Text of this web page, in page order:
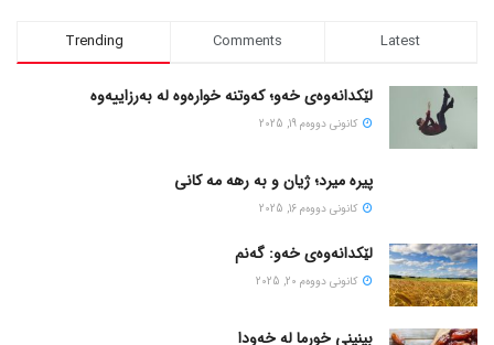
Trending Comments Latest
لێکدانەوەی خەو؛ کەوتنە خوارەوە لە بەرزاییەوە
كانونی دووه‌م 19, 2025
پیره میرد؛ ژیان و به رهه مه کانی
كانونی دووه‌م 16, 2025
لێکدانەوەی خەو: گەنم
كانونی دووه‌م 20, 2025
بینینی خورما لە خەودا